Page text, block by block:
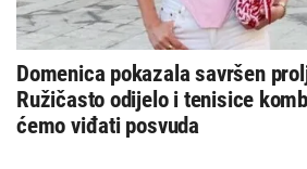
Domenica pokazala savršen
Ružičasto odijelo i tenisice
ćemo viđati posvuda